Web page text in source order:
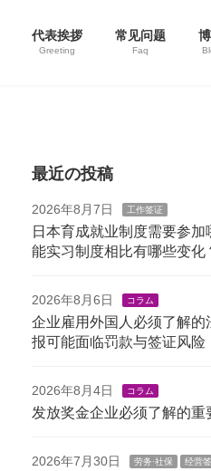
代表挨拶
Greeting
常见问题
Faq
最近の投稿
2026年8月7日 工作签证
日本育成就业制度需要参
能实习制度相比有哪些变化
2026年8月6日 コラム
企业雇用外国人必须了解的
报可能面临罚款与签证风险
2026年8月4日 コラム
发放奖金企业必须了解的重
2026年7月30日 劳务·社保 经营